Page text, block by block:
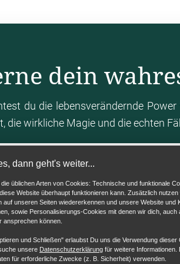
dann geht's weiter...
üblichen Arten von Cookies: Technische und funktionale
Website überhaupt funktionieren kann. Zusätzlich
auf unseren Seiten wiedererkennen und unsere Website und
sowie Personalisierungs-Cookies mit denen wir dich, auch
ansprechen können.
und Schließen" erlaubst Du uns die Verwendung dieser
unsere Datenschutzerklärung für weitere Informationen.
für erforderliche Zwecke (z. B. Sicherheit) verwenden.
sakrale Autorität ist so unser
man es auch bei Affen macht. Ich
der zum Beispiel. Ich weiß
macht immer so Grunzgeräusche.
Also so dieses tiefe, bewusste
da kommt so eine gewisse Energie
zu Hause und so funktioniert das
sakrale Kommunikation kommt aus
man sagen, und zieht sich nach
etwas zieht. Oder wenn du merkst,
dein
du die lebensverändernde
die wirkliche Magie und die echten
Human Design Chart